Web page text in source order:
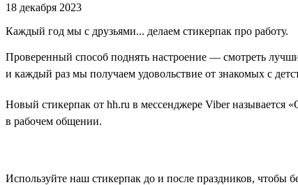
18 декабря 2023
Каждый год мы с друзьями... делаем стикерпак про работу.
Проверенный способ поднять настроение — смотреть
и каждый раз мы получаем удовольствие от знакомых с
Новый стикерпак от hh.ru в мессенджере Viber называется
в рабочем общении.
Используйте наш стикерпак до и после праздников, чтобы